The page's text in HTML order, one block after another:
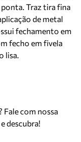
Traz tira fina
de metal
fechamento em
fecho em fivela
lisa.
Fale com nossa
descubra!